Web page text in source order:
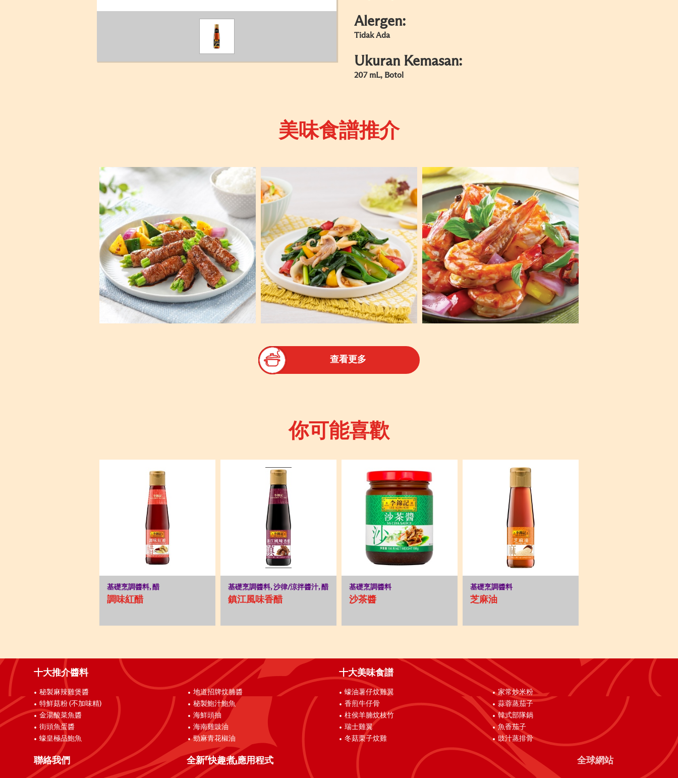
Alergen:
Tidak Ada
Ukuran Kemasan:
207 mL, Botol
美味食譜推介
查看更多
你可能喜歡
基礎烹調醬料, 醋
調味紅醋
基礎烹調醬料, 沙律/涼拌醬汁, 醋
鎮江風味香醋
基礎烹調醬料
沙茶醬
基礎烹調醬料
芝麻油
十大推介醬料
秘製麻辣雞煲醬
特鮮菇粉 (不加味精)
金湯酸菜魚醬
街頭魚蛋醬
蠔皇極品鮑魚
地道招牌炆腩醬
秘製鮑汁鮑魚
海鮮頭抽
海南雞豉油
勁麻青花椒油
十大美味食譜
蠔油薯仔炆雞翼
香煎牛仔骨
柱侯羊腩炆枝竹
瑞士雞翼
冬菇栗子炆雞
家常炒米粉
蒜蓉蒸茄子
韓式部隊鍋
魚香茄子
豉汁蒸排骨
聯絡我們 全新「快趣煮」應用程式 全球網站